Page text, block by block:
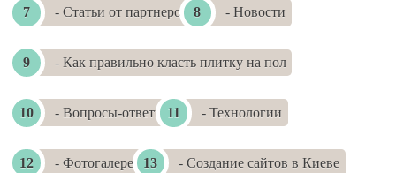
- Статьи от партнеров - Новости
- Как правильно класть плитку на пол
- Вопросы-ответы - Технологии
- Фотогалереи - Создание сайтов в Киеве